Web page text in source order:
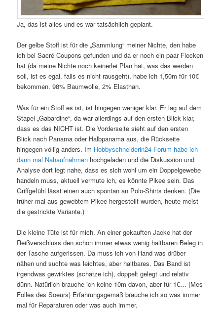
Ja, das ist alles und es war tatsächlich geplant.
Der gelbe Stoff ist für die „Sammlung“ meiner Nichte, den habe
ich bei Sacré Coupons gefunden und da er noch ein paar Flecken
hat (da meine Nichte noch keinerlei Plan hat, was das werden
soll, ist es egal, falls es nicht rausgeht), habe ich 1,50m für 10€
bekommen. 98% Baumwolle, 2% Elasthan.
Was für ein Stoff es ist, ist hingegen weniger klar. Er lag auf dem
Stapel „Gabardine“, da war allerdings auf den ersten Blick klar,
dass es das NICHT ist. Die Vorderseite sieht auf den ersten
Blick nach Panama oder Halbpanama aus, die Rückseite
hingegen völlig anders. Im Hobbyschneiderin24-Forum habe ich
dann mal Nahaufnahmen hochgeladen und die Diskussion und
Analyse dort legt nahe, dass es sich wohl um ein Doppelgewebe
handeln muss, aktuell vermute ich, es könnte Pikee sein. Das
Griffgefühl lässt einen auch spontan an Polo-Shirts denken. (Die
früher mal aus gewebtem Pikee hergestellt wurden, heute meist
die gestrickte Variante.)
Die kleine Tüte ist für mich. An einer gekauften Jacke hat der
Reißverschluss den schon immer etwas wenig haltbaren Beleg in
der Tasche aufgerissen. Da muss ich von Hand was drüber
nähen und suchte was leichtes, aber haltbares. Das Band ist
irgendwas gewirktes (schätze ich), doppelt gelegt und relativ
dünn. Natürlich brauche ich keine 10m davon, aber für 1€… (Mes
Folles des Soeurs) Erfahrungsgemäß brauche ich so was immer
mal für Reparaturen oder was auch immer.